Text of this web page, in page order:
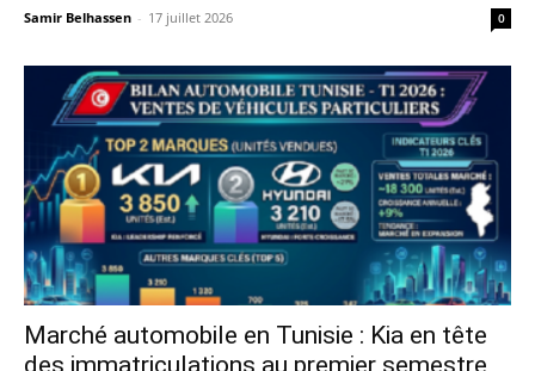
Samir Belhassen - 17 juillet 2026 0
Marché automobile en Tunisie : Kia en tête